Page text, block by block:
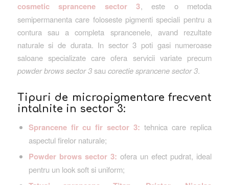
cosmetic sprancene sector 3, este o metoda
semipermanenta care foloseste pigmenti speciali pentru a
contura sau a completa sprancenele, avand rezultate
naturale si de durata. In sector 3 poti gasi numeroase
saloane specializate care ofera servicii variate precum
powder brows sector 3sau corectie sprancene sector 3.
Tipuri de micropigmentare frecvent
intalnite in sector 3:
Sprancene fir cu fir sector 3: tehnica care replica
aspectul firelor naturale;
Powder brows sector 3: ofera un efect pudrat, ideal
pentru un look soft si uniform;